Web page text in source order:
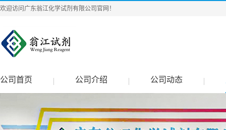
欢迎访问广东翁江化学试剂有限公司官网！
公司首页 公司介绍 公司动态